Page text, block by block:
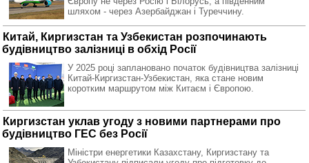
шляхом - через Азербайджан і Туреччину.
Китай, Киргизстан та Узбекистан розпочинають
будівництво залізниці в обхід Росії
У 2025 році заплановано початок будівництва залізниці
Китай-Киргизстан-Узбекистан, яка стане новим
коротким маршрутом між Китаєм і Європою.
Киргизстан уклав угоду з новими партнерами про
будівництво ГЕС без Росії
Міністри енергетики Казахстану, Киргизстану та